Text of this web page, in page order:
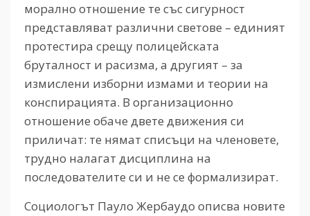
морално отношение те със сигурност
представляват различни светове – единият
протестира срещу полицейската
бруталност и расизма, а другият – за
измислени изборни измами и теории на
конспирацията. В организационно
отношение обаче двете движения си
приличат: те нямат списъци на членовете,
трудно налагат дисциплина на
последователите си и не се формализират.
Социологът Пауло Жербаудо описва новите